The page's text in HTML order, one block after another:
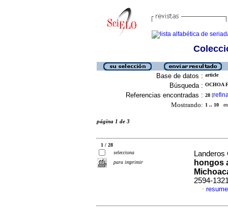
Base de datos : article
Búsqueda : OCHOA
Referencias encontradas : 28 [
Mostrando: 1 .. 10 en
página 1 de 3
1 / 28
selecciona
para imprimir
hongos
2594-
·